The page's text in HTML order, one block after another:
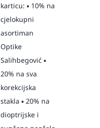
karticu: ▪️ 10% na
cjelokupni
asortiman
Optike
Salihbegović ▪️
20% na sva
korekcijska
stakla ▪️ 20% na
dioptrijske i